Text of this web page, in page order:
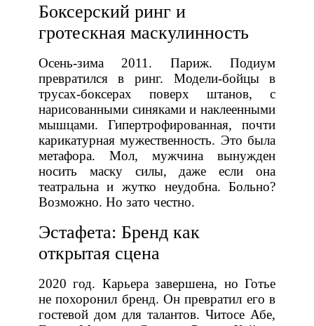
Боксерский ринг и
гротескная маскулинность
Осень-зима 2011. Париж. Подиум
превратился в ринг. Модели-бойцы в
трусах-боксерах поверх штанов, с
нарисованными синяками и наклеенными
мышцами. Гипертрофированная, почти
карикатурная мужественность. Это была
метафора. Мол, мужчина вынужден
носить маску силы, даже если она
театральна и жутко неудобна. Больно?
Возможно. Но зато честно.
Эстафета: Бренд как
открытая сцена
2020 год. Карьера завершена, но Готье
не похоронил бренд. Он превратил его в
гостевой дом для талантов. Читосе Абе,